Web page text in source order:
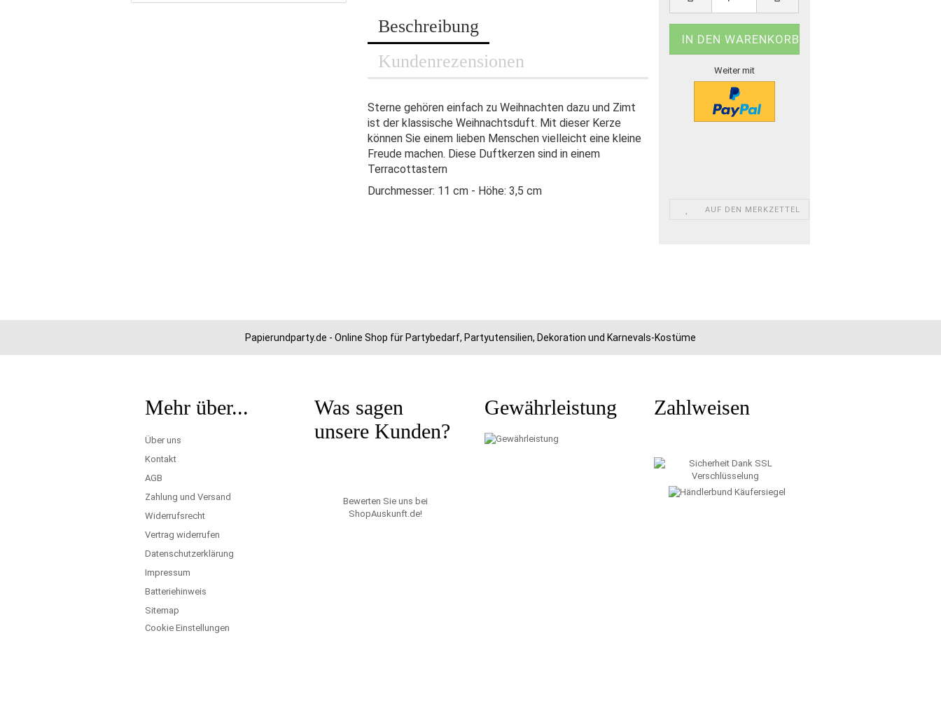
Weiter mit
AUF DEN MERKZETTEL
Beschreibung
Kundenrezensionen
Sterne gehören einfach zu Weihnachten dazu und Zimt
ist der klassische Weihnachtsduft. Mit dieser Kerze
können Sie einem lieben Menschen vielleicht eine kleine
Freude machen. Diese Duftkerzen sind in einem
Terracottastern
Durchmesser: 11 cm - Höhe: 3,5 cm
Papierundparty.de - Online Shop für Partybedarf, Partyutensilien, Dekoration und Karnevals-Kostüme
Mehr über...
Über uns
Kontakt
AGB
Zahlung und Versand
Widerrufsrecht
Vertrag widerrufen
Datenschutzerklärung
Impressum
Batteriehinweis
Sitemap
Cookie Einstellungen
Was sagen
unsere Kunden?
Bewerten Sie uns bei
ShopAuskunft.de!
Gewährleistung Zahlweisen